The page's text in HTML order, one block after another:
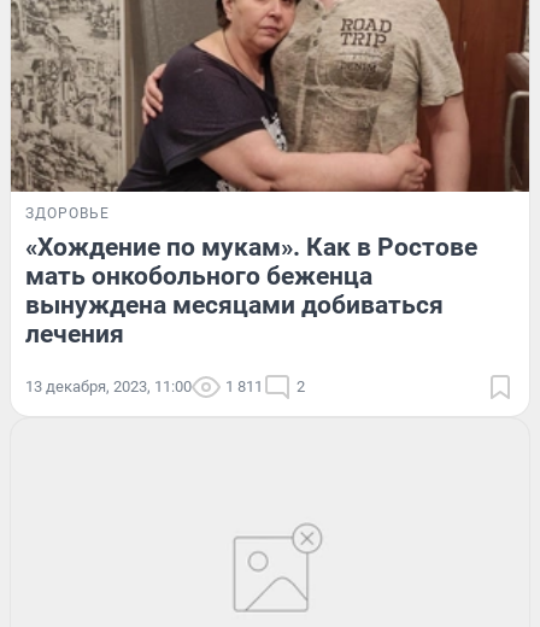
ЗДОРОВЬЕ
«Хождение по мукам». Как в Ростове
мать онкобольного беженца
вынуждена месяцами добиваться
лечения
13 декабря, 2023, 11:00 1 811 2